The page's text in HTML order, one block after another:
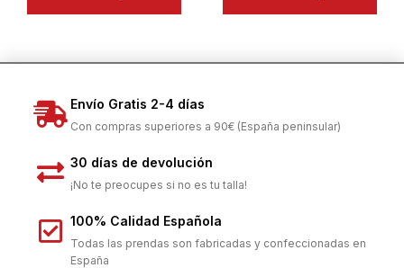
Envío Gratis 2-4 días
Con compras superiores a 90€ (España peninsular)
30 días de devolución
¡No te preocupes si no es tu talla!
100% Calidad Española
Todas las prendas son fabricadas y confeccionadas en
España